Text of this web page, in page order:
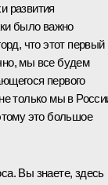
развития
было важно
что этот первый
мы все будем
первого
только мы в
это большое
Вы знаете, здесь